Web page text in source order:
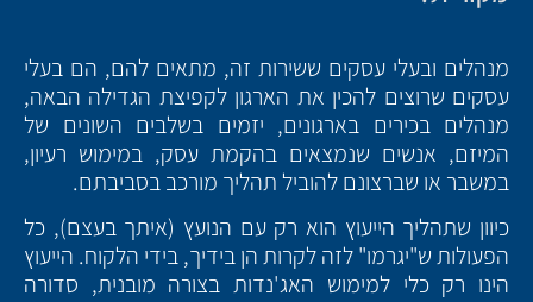
מנהלים ובעלי עסקים ששירות זה, מתאים להם, הם בעלי
עסקים שרוצים להכין את הארגון לקפיצת הגדילה הבאה,
מנהלים בכירים בארגונים, יזמים בשלבים השונים של
המיזם, אנשים שנמצאים בהקמת עסק, במימוש רעיון,
במשבר או שברצונם להוביל תהליך מורכב בסביבתם.
כיוון שתהליך הייעוץ הוא רק עם הנועץ (איתך בעצם), כל
הפעולות ש"יגרמו" לזה לקרות הן בידיך, בידי הלקוח. הייעוץ
הינו רק כלי למימוש האג'נדות בצורה מובנית, סדורה